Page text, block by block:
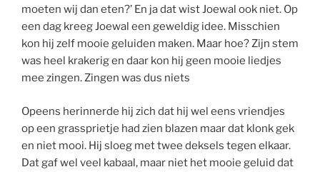
moeten wij dan eten?’ En ja dat wist Joewal ook niet. Op
een dag kreeg Joewal een geweldig idee. Misschien
kon hij zelf mooie geluiden maken. Maar hoe? Zijn stem
was heel krakerig en daar kon hij geen mooie liedjes
mee zingen. Zingen was dus niets
Opeens herinnerde hij zich dat hij wel eens vriendjes
op een grassprietje had zien blazen maar dat klonk gek
en niet mooi. Hij sloeg met twee deksels tegen elkaar.
Dat gaf wel veel kabaal, maar niet het mooie geluid dat